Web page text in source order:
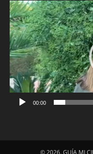
Reproductor
de
vídeo
00:00
© 2026. GUÍA MI